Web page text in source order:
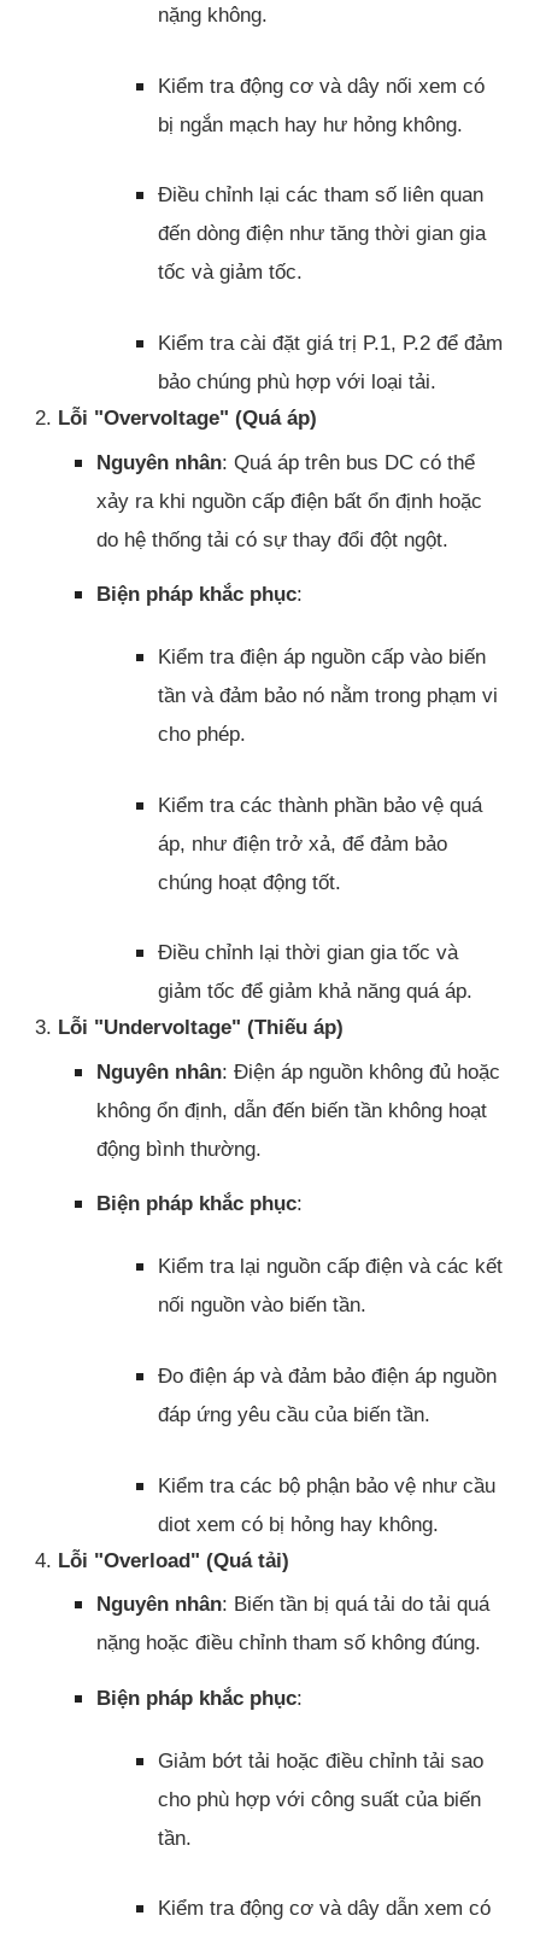
nặng không.
Kiểm tra động cơ và dây nối xem có
bị ngắn mạch hay hư hỏng không.
Điều chỉnh lại các tham số liên quan
đến dòng điện như tăng thời gian gia
tốc và giảm tốc.
Kiểm tra cài đặt giá trị P.1, P.2 để đảm
bảo chúng phù hợp với loại tải.
2. Lỗi "Overvoltage" (Quá áp)
Nguyên nhân: Quá áp trên bus DC có thể
xảy ra khi nguồn cấp điện bất ổn định hoặc
do hệ thống tải có sự thay đổi đột ngột.
Biện pháp khắc phục:
Kiểm tra điện áp nguồn cấp vào biến
tần và đảm bảo nó nằm trong phạm vi
cho phép.
Kiểm tra các thành phần bảo vệ quá
áp, như điện trở xả, để đảm bảo
chúng hoạt động tốt.
Điều chỉnh lại thời gian gia tốc và
giảm tốc để giảm khả năng quá áp.
3. Lỗi "Undervoltage" (Thiếu áp)
Nguyên nhân: Điện áp nguồn không đủ hoặc
không ổn định, dẫn đến biến tần không hoạt
động bình thường.
Biện pháp khắc phục:
Kiểm tra lại nguồn cấp điện và các kết
nối nguồn vào biến tần.
Đo điện áp và đảm bảo điện áp nguồn
đáp ứng yêu cầu của biến tần.
Kiểm tra các bộ phận bảo vệ như cầu
diot xem có bị hỏng hay không.
4. Lỗi "Overload" (Quá tải)
Nguyên nhân: Biến tần bị quá tải do tải quá
nặng hoặc điều chỉnh tham số không đúng.
Biện pháp khắc phục:
Giảm bớt tải hoặc điều chỉnh tải sao
cho phù hợp với công suất của biến
tần.
Kiểm tra động cơ và dây dẫn xem có